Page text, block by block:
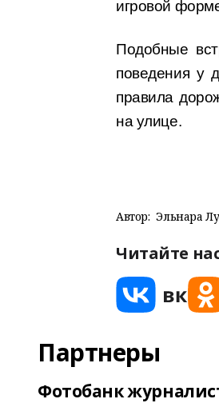
игровой
Подобные
поведения у
правила
на улице.
Автор: Эльнара
Читайте
Партнеры
Фотобанк